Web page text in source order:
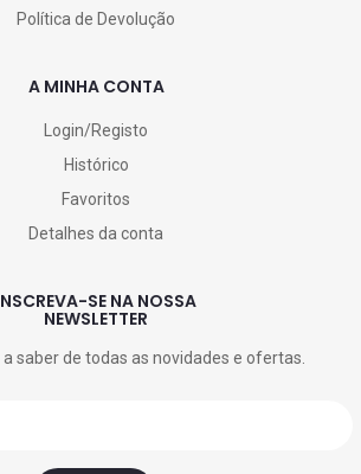
Política de Devolução
A MINHA CONTA
Login/Registo
Histórico
Favoritos
Detalhes da conta
SE NA NOSSA
NEWSLETTER
saber de todas as novidades e ofertas.